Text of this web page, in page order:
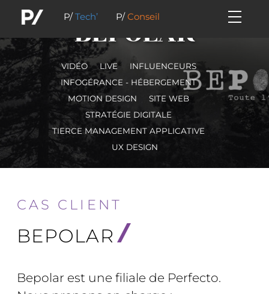
P/Tech’ P/Conseil
BEPOLAR
VIDÉO LIVE
INFLUENCEURS
INFOGÉRANCE - HÉBERGEMENT
MOTION DESIGN
SITE WEB
STRATÉGIE DIGITALE
TIERCE MANAGEMENT APPLICATIVE
UX DESIGN
CAS CLIENT
BEPOLAR
Bepolar est une filiale de Perfecto.